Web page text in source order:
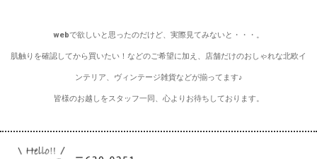
webで欲しいと思ったのだけど、実際見てみないと・・・。
肌触りを確認してから買いたい！などのご希望に加え、店舗だけのおしゃれな北欧イ
ンテリア、ヴィンテージ雑貨などが揃ってます♪
皆様のお越しをスタッフ一同、心よりお待ちしております。